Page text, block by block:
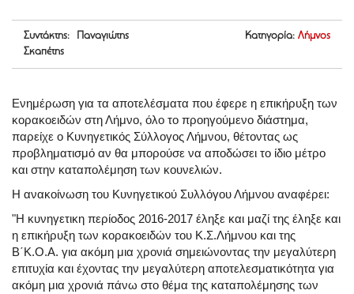
Συντάκτης: Παναγιώτης
Σκαπέτης
Κατηγορία: Λήμνος
Ενημέρωση για τα αποτελέσματα που έφερε η επικήρυξη των
κορακοειδών στη Λήμνο, όλο το προηγούμενο διάστημα,
παρείχε ο Κυνηγετικός Σύλλογος Λήμνου, θέτοντας ως
προβληματισμό αν θα μπορούσε να αποδώσει το ίδιο μέτρο
και στην καταπολέμηση των κουνελιών.
Η ανακοίνωση του Κυνηγετικού Συλλόγου Λήμνου αναφέρει:
"Η κυνηγετικη περίοδος 2016-2017 έληξε και μαζί της έληξε και
η επικήρυξη των κορακοειδών του Κ.Σ.Λήμνου και της
Β΄Κ.Ο.Α. για ακόμη μια χρονιά σημειώνοντας την μεγαλύτερη
επιτυχία και έχοντας την μεγαλύτερη αποτελεσματικότητα για
ακόμη μια χρονιά πάνω στο θέμα της καταπολέμησης των